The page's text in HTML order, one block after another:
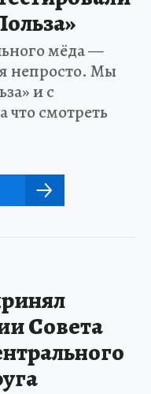
мёда —
непросто. Мы
и с
смотреть
Совета